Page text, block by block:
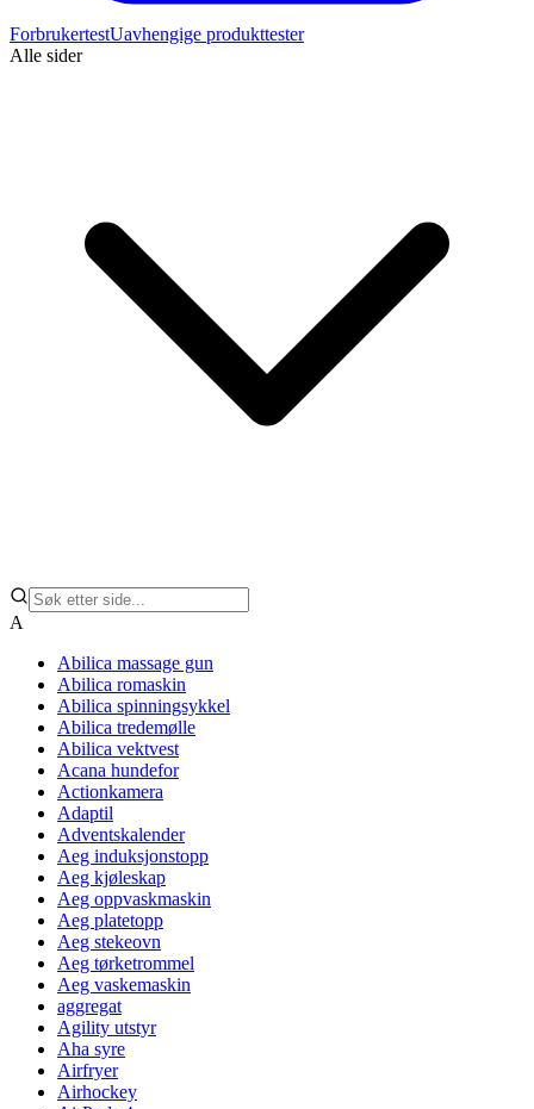
ForbrukertestUavhengige produkttester
Alle sider
A
Abilica massage gun
Abilica romaskin
Abilica spinningsykkel
Abilica tredemølle
Abilica vektvest
Acana hundefor
Actionkamera
Adaptil
Adventskalender
Aeg induksjonstopp
Aeg kjøleskap
Aeg oppvaskmaskin
Aeg platetopp
Aeg stekeovn
Aeg tørketrommel
Aeg vaskemaskin
aggregat
Agility utstyr
Aha syre
Airfryer
Airhockey